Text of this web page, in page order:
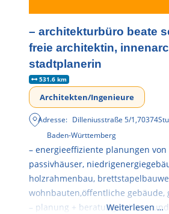
– architekturbüro beate
freie architektin,
stadtplanerin
531.6 km
Architekten/Ingenieure
Adresse: Dilleniusstraße 5/1,70374
Baden-Württemberg
– energieeffiziente planungen
passivhäuser,
holzrahmenbau,
wohnbauten,öffentliche gebäude,
– planung + beratung bei an – und
Weiterlesen …